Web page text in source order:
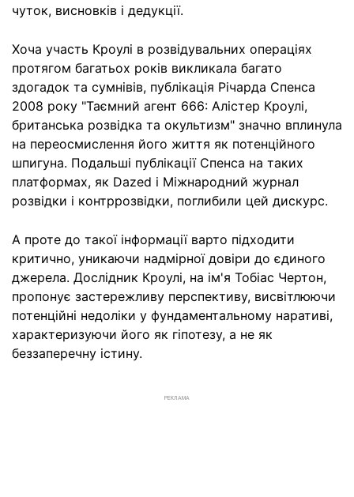
чуток, висновків і дедукції.
Хоча участь Кроулі в розвідувальних операціях
протягом багатьох років викликала багато
здогадок та сумнівів, публікація Річарда Спенса
2008 року "Таємний агент 666: Алістер Кроулі,
британська розвідка та окультизм" значно вплинула
на переосмислення його життя як потенційного
шпигуна. Подальші публікації Спенса на таких
платформах, як Dazed і Міжнародний журнал
розвідки і контррозвідки, поглибили цей дискурс.
А проте до такої інформації варто підходити
критично, уникаючи надмірної довіри до єдиного
джерела. Дослідник Кроулі, на ім'я Тобіас Чертон,
пропонує застережливу перспективу, висвітлюючи
потенційні недоліки у фундаментальному наративі,
характеризуючи його як гіпотезу, а не як
беззаперечну істину.
РЕКЛАМА